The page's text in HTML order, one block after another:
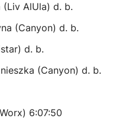
(Liv AlUla) d. b.
(Canyon) d. b.
d. b.
(Canyon) d. b.
6:07:50